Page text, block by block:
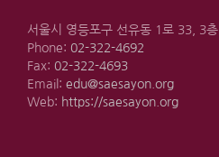
서울시 영등포구 선유동 1로 33, 3층
Phone: 02-322-4692
Fax: 02-322-4693
Email: edu@saesayon.org
Web: https://saesayon.org